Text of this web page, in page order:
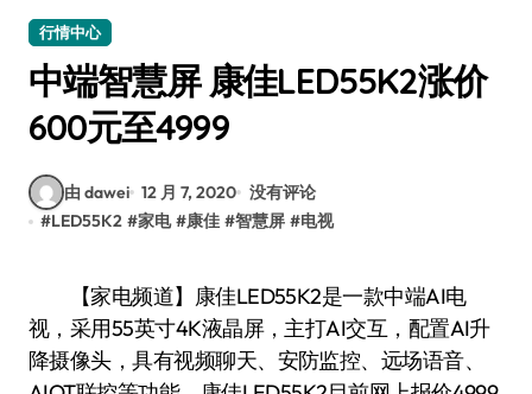
行情中心
中端智慧屏 康佳LED55K2涨价
600元至4999
由 dawei 12 月 7, 2020 没有评论
#LED55K2 #家电 #康佳 #智慧屏 #电视
【家电频道】康佳LED55K2是一款中端AI电
视，采用55英寸4K液晶屏，主打AI交互，配置AI升
降摄像头，具有视频聊天、安防监控、远场语音、